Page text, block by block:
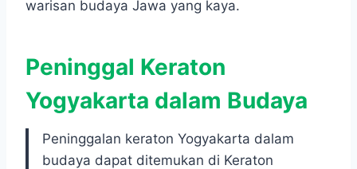
warisan budaya Jawa yang kaya.
Peninggal Keraton
Yogyakarta dalam Budaya
Peninggalan keraton Yogyakarta dalam
budaya dapat ditemukan di Keraton